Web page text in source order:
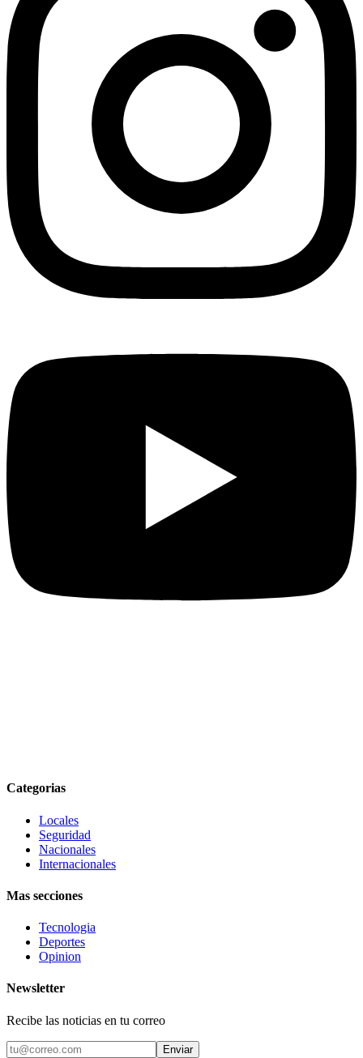
Categorias
Locales
Seguridad
Nacionales
Internacionales
Mas secciones
Tecnologia
Deportes
Opinion
Newsletter
Recibe las noticias en tu correo
Enviar